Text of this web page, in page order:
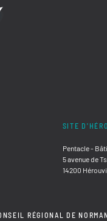
SITE
Pentacle -
5 avenue de
14200
RÉGIONAL DE